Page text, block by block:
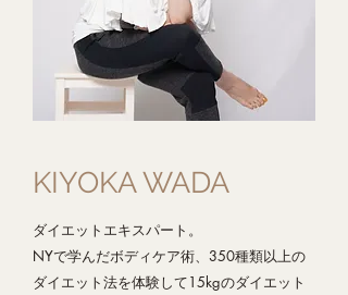
KIYOKA WADA
ダイエットエキスパート。
NYで学んだボディケア術、350種類以上の
ダイエット法を体験して15kgのダイエット